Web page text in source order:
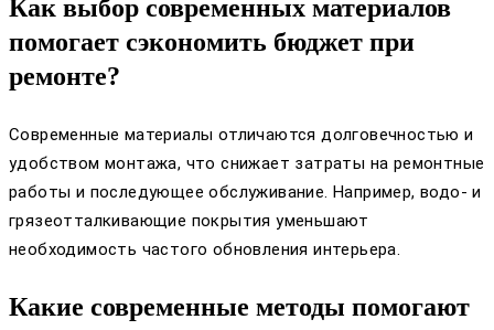
Как выбор современных материалов
помогает сэкономить бюджет при
ремонте?
Современные материалы отличаются долговечностью и
удобством монтажа, что снижает затраты на ремонтные
работы и последующее обслуживание. Например, водо- и
грязеотталкивающие покрытия уменьшают
необходимость частого обновления интерьера.
Какие современные методы помогают